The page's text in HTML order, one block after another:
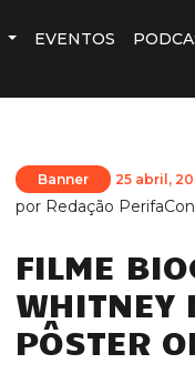
EVENTOS
Banner 25 abril,
por Redação PerifaCon
FILME
WHITNEY
PÔSTER